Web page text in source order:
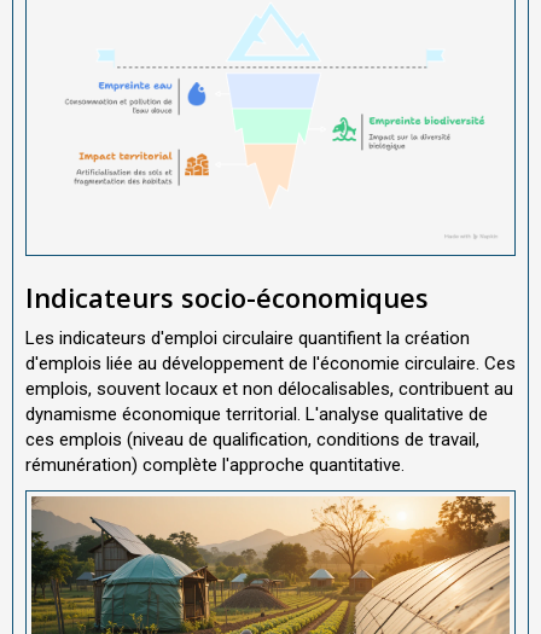
Indicateurs socio-économiques
Les indicateurs d'emploi circulaire quantifient la création
d'emplois liée au développement de l'économie circulaire. Ces
emplois, souvent locaux et non délocalisables, contribuent au
dynamisme économique territorial. L'analyse qualitative de
ces emplois (niveau de qualification, conditions de travail,
rémunération) complète l'approche quantitative.